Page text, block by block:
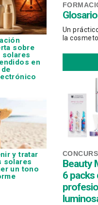
Un
la
Beauty
6
sobre
en
y tratar
solares
un tono